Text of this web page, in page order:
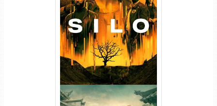
Silo 1ª Temporada Torrent
(2023) WEB-DL
720p/1080p/4K Dual Áudio